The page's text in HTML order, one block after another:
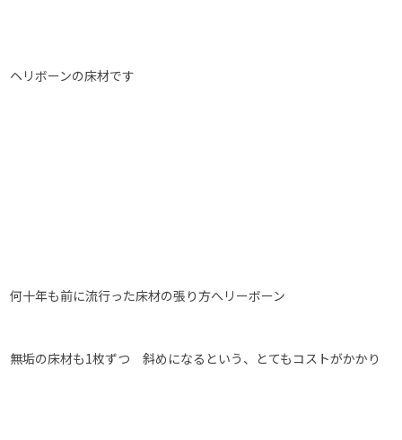
ヘリボーンの床材です
何十年も前に流行った床材の張り方へリーボーン
無垢の床材も1枚ずつ 斜めになるという、とてもコストがかかり